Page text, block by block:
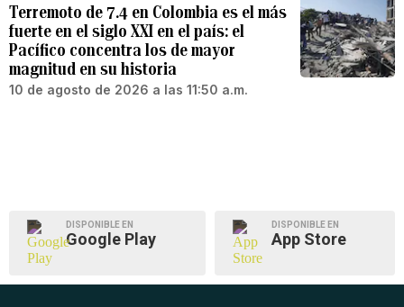
Terremoto de 7.4 en Colombia es el más
fuerte en el siglo XXI en el país: el
Pacífico concentra los de mayor
magnitud en su historia
10 de agosto de 2026 a las 11:50 a.m.
DISPONIBLE EN
Google Play
DISPONIBLE EN
App Store